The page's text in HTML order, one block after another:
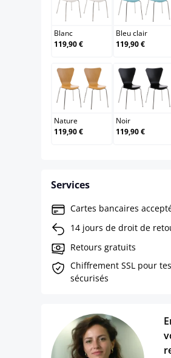
Blanc
Blanc
119,90 €
Bleu
Bleu clair
119,90 €
Nature
Nature
119,90 €
Noir
Noir
119,90 €
Services
Cartes bancaires
14 jours de droit de
Retours gratuits
Chiffrement SSL pour
sécurisés